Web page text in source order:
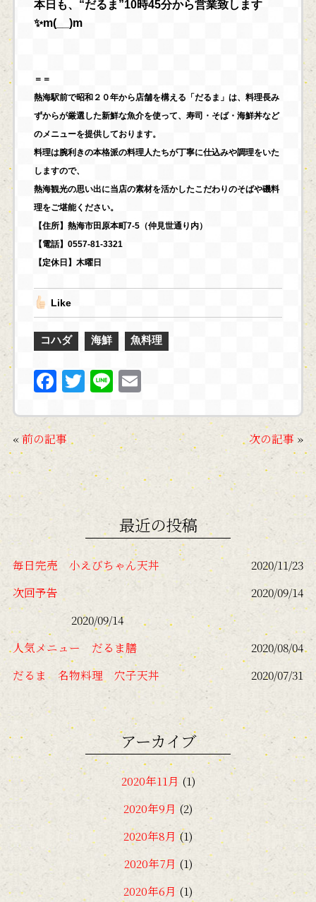
本日も、“だるま”10時45分から営業致します
✨m(__)m
＝＝
熱海駅前で昭和２０年から店舗を構える「だるま」は、料理長み
ずからが厳選した新鮮な魚介を使って、寿司・そば・海鮮丼など
のメニューを提供しております。
料理は腕利きの本格派の料理人たちが丁寧に仕込みや調理をいた
しますので、
熱海観光の思い出に当店の素材を活かしたこだわりのそばや磯料
理をご堪能ください。
【住所】熱海市田原本町7-5（仲見世通り内）
【電話】0557-81-3321
【定休日】木曜日
Like
コハダ 海鮮 魚料理
F
e
b
o
T
itt
er
Li
ai
«前の記事 次の記事 »
最近の投稿
毎日完売 小えびちゃん天丼
2020/11/23
次回予告
2020/09/14
2020/09/14
人気メニュー だるま膳
2020/08/04
だるま 名物料理 穴子天丼
2020/07/31
アーカイブ
2020年11月 (1)
2020年9月(2)
2020年8月 (1)
2020年7月(1)
2020年6月 (1)